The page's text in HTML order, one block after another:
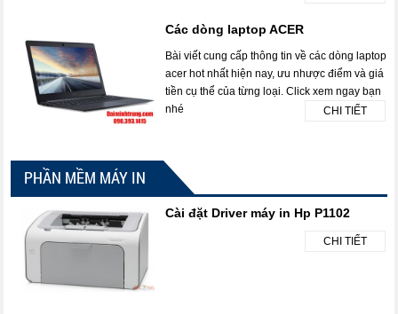
Các dòng laptop ACER
Bài viết cung cấp thông tin về các dòng laptop
acer hot nhất hiện nay, ưu nhược điểm và giá
tiền cụ thể của từng loại. Click xem ngay bạn
nhé
CHI TIẾT
PHẦN MỀM MÁY IN
Cài đặt Driver máy in Hp P1102
CHI TIẾT